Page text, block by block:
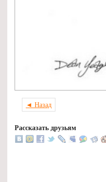
◄ Назад
Рассказать друзьям